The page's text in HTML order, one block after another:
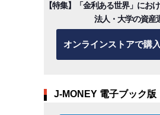
【特集】「金利ある世界」にお
法人・大学の資産
オンラインストアで購
J-MONEY 電子ブック版